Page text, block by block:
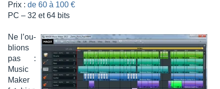
Prix : de 60 à 100 €
PC – 32 et 64 bits
Ne l’ou­
blions
pas :
Music
Maker